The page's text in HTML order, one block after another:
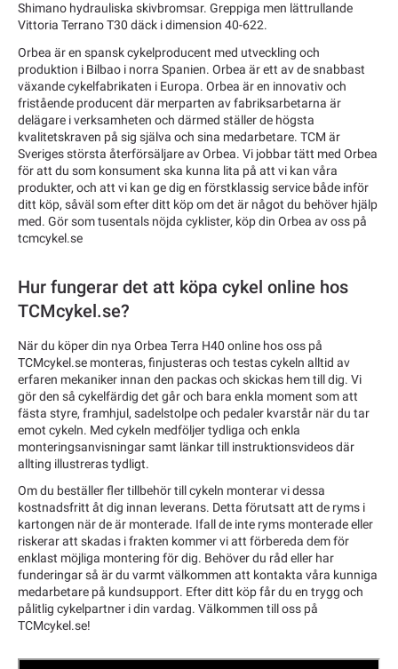
Shimano hydrauliska skivbromsar. Greppiga men lättrullande
Vittoria Terrano T30 däck i dimension 40-622.
Orbea är en spansk cykelproducent med utveckling och
produktion i Bilbao i norra Spanien. Orbea är ett av de snabbast
växande cykelfabrikaten i Europa. Orbea är en innovativ och
fristående producent där merparten av fabriksarbetarna är
delägare i verksamheten och därmed ställer de högsta
kvalitetskraven på sig själva och sina medarbetare. TCM är
Sveriges största återförsäljare av Orbea. Vi jobbar tätt med Orbea
för att du som konsument ska kunna lita på att vi kan våra
produkter, och att vi kan ge dig en förstklassig service både inför
ditt köp, såväl som efter ditt köp om det är något du behöver hjälp
med. Gör som tusentals nöjda cyklister, köp din Orbea av oss på
tcmcykel.se
Hur fungerar det att köpa cykel online hos
TCMcykel.se?
När du köper din nya Orbea Terra H40 online hos oss på
TCMcykel.se monteras, finjusteras och testas cykeln alltid av
erfaren mekaniker innan den packas och skickas hem till dig. Vi
gör den så cykelfärdig det går och bara enkla moment som att
fästa styre, framhjul, sadelstolpe och pedaler kvarstår när du tar
emot cykeln. Med cykeln medföljer tydliga och enkla
monteringsanvisningar samt länkar till instruktionsvideos där
allting illustreras tydligt.
Om du beställer fler tillbehör till cykeln monterar vi dessa
kostnadsfritt åt dig innan leverans. Detta förutsatt att de ryms i
kartongen när de är monterade. Ifall de inte ryms monterade eller
riskerar att skadas i frakten kommer vi att förbereda dem för
enklast möjliga montering för dig. Behöver du råd eller har
funderingar så är du varmt välkommen att kontakta våra kunniga
medarbetare på kundsupport. Efter ditt köp får du en trygg och
pålitlig cykelpartner i din vardag. Välkommen till oss på
TCMcykel.se!